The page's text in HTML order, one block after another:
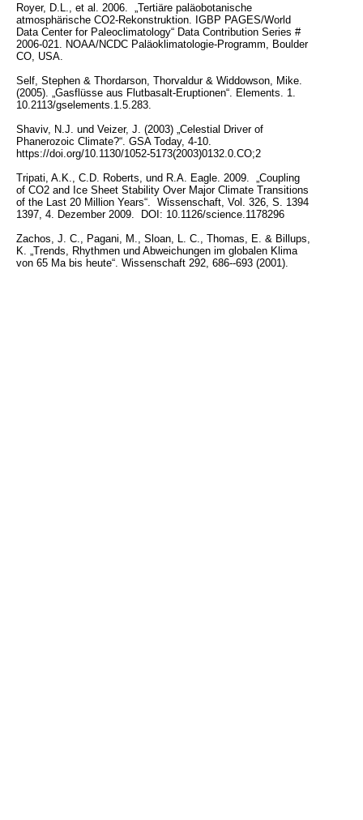
Royer, D.L., et al. 2006. „Tertiäre paläobotanische
atmosphärische CO2-Rekonstruktion. IGBP PAGES/World
Data Center for Paleoclimatology“ Data Contribution Series #
2006-021. NOAA/NCDC Paläoklimatologie-Programm, Boulder
CO, USA.
Self, Stephen & Thordarson, Thorvaldur & Widdowson, Mike.
(2005). „Gasflüsse aus Flutbasalt-Eruptionen“. Elements. 1.
10.2113/gselements.1.5.283.
Shaviv, N.J. und Veizer, J. (2003) „Celestial Driver of
Phanerozoic Climate?“. GSA Today, 4-10.
https://doi.org/10.1130/1052-5173(2003)0132.0.CO;2
Tripati, A.K., C.D. Roberts, und R.A. Eagle. 2009. „Coupling
of CO2 and Ice Sheet Stability Over Major Climate Transitions
of the Last 20 Million Years“. Wissenschaft, Vol. 326, S. 1394
1397, 4. Dezember 2009. DOI: 10.1126/science.1178296
Zachos, J. C., Pagani, M., Sloan, L. C., Thomas, E. & Billups,
K. „Trends, Rhythmen und Abweichungen im globalen Klima
von 65 Ma bis heute“. Wissenschaft 292, 686--693 (2001).